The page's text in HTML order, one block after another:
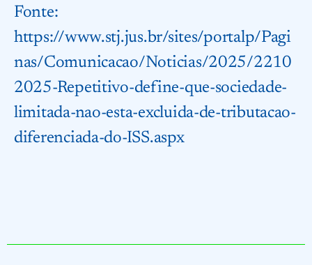
Fonte:
https://www.stj.jus.br/sites/portalp/Pagi
nas/Comunicacao/Noticias/2025/2210
2025-Repetitivo-define-que-sociedade-
limitada-nao-esta-excluida-de-tributacao-
diferenciada-do-ISS.aspx